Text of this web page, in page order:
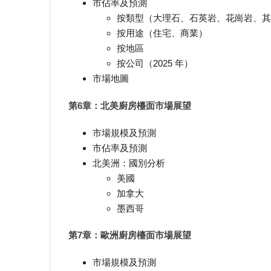
市佔率及預測
按類型（大理石、石英岩、花崗岩、
按用途（住宅、商業）
按地區
按公司（2025 年）
市場地圖
第6章：北美廚房檯面市場展望
市場規模及預測
市佔率及預測
北美洲：國別分析
美國
加拿大
墨西哥
第7章：歐洲廚房檯面市場展望
市場規模及預測